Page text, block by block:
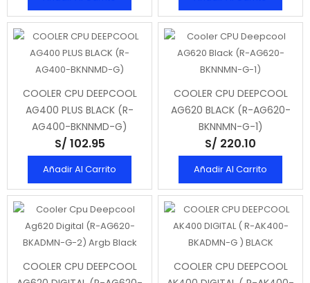
COOLER CPU DEEPCOOL
AG400 PLUS BLACK (R-
AG400-BKNNMD-G)
S/ 102.95
Añadir Al Carrito
COOLER CPU DEEPCOOL
AG620 BLACK (R-AG620-
BKNNMN-G-1)
S/ 220.10
Añadir Al Carrito
COOLER CPU DEEPCOOL
COOLER CPU DEEPCOOL